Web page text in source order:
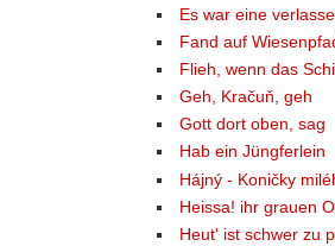
Es war eine
Fand auf
Flieh, wenn das
Geh, Kračuň, geh
Gott dort oben, sag
Hab ein Jüngferlein
Hájný - Koničky
Heissa! ihr grauen
Heut' ist schwer zu